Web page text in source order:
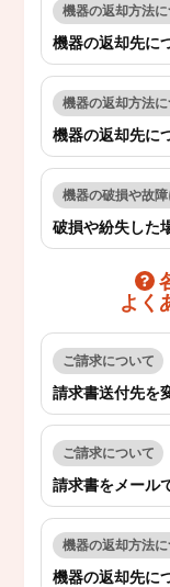
機器の返却方法
機器の返却先に
機器の返却方法
機器の返却先に
機器の破損や故
破損や紛失した
よく
ご請求について
請求書送付先を
ご請求について
請求書をメール
機器の返却方法
機器の返却先に